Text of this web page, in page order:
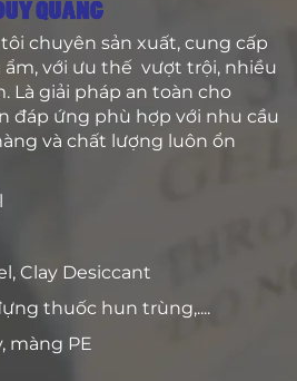
chuyên sản xuất, cung cấp
ẩm, với ưu thế vượt trội, nhiều
Là giải pháp an toàn cho
đáp ứng phù hợp với nhu cầu
và chất lượng luôn ổn
Clay Desiccant
thuốc hun trùng,....
màng PE